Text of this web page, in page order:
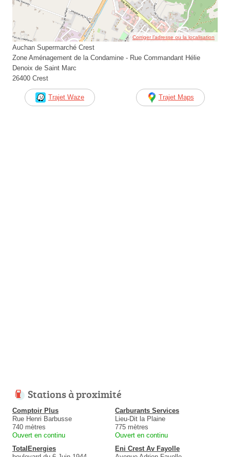
Corriger l’adresse ou la localisation
Auchan Supermarché Crest
Zone Aménagement de la Condamine - Rue Commandant Hélie
Denoix de Saint Marc
26400 Crest
Trajet Waze Trajet Maps
Stations à proximité
Comptoir Plus
Rue Henri Barbusse
740 mètres
Ouvert en continu
Carburants Services
Lieu-Dit la Plaine
775 mètres
Ouvert en continu
TotalEnergies
Eni Crest Av Fayolle